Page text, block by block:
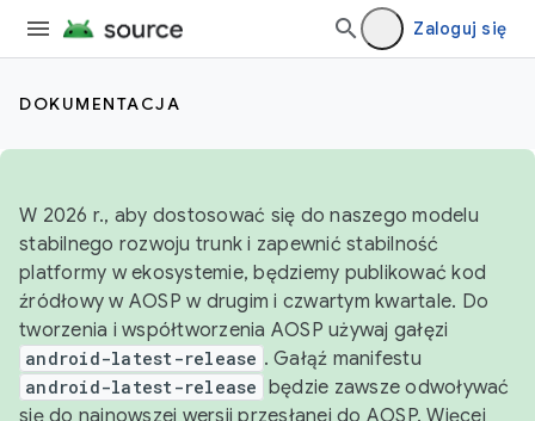
Zaloguj się
DOKUMENTACJA
W 2026 r., aby dostosować się do naszego modelu
stabilnego rozwoju trunk i zapewnić stabilność
platformy w ekosystemie, będziemy publikować kod
źródłowy w AOSP w drugim i czwartym kwartale. Do
tworzenia i współtworzenia AOSP używaj gałęzi
android-latest-release . Gałąź manifestu
android-latest-release będzie zawsze odwoływać
się do najnowszej wersji przesłanej do AOSP. Więcej